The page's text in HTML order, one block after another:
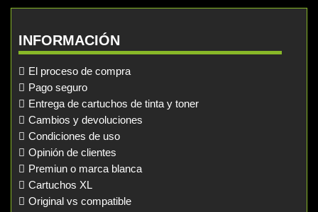
INFORMACIÓN
El proceso de compra
Pago seguro
Entrega de cartuchos de tinta y toner
Cambios y devoluciones
Condiciones de uso
Opinión de clientes
Premiun o marca blanca
Cartuchos XL
Original vs compatible